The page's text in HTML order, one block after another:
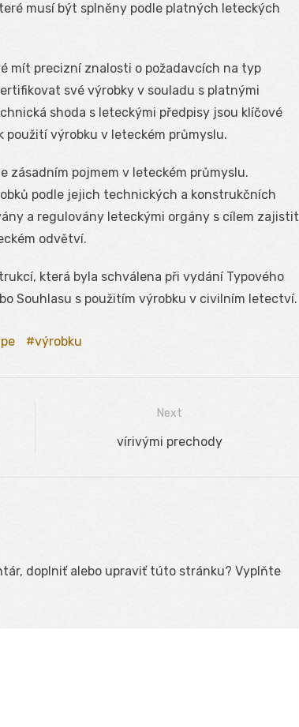
musí být splněny podle platných leteckých
mít precizní znalosti o požadavcích na typ
své výrobky v souladu s platnými
shoda s leteckými předpisy jsou klíčové
použití výrobku v leteckém průmyslu.
zásadním pojmem v leteckém průmyslu.
podle jejich technických a konstrukčních
a regulovány leteckými orgány s cílem zajistit
odvětví.
která byla schválena při vydání Typového
Souhlasu s použitím výrobku v civilním letectví.
výrobku
Next
Next
vírivými prechody
doplniť alebo upraviť túto stránku? Vyplňte